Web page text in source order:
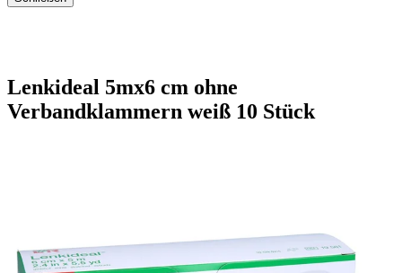
Lenkideal 5mx6 cm ohne
Verbandklammern weiß 10 Stück